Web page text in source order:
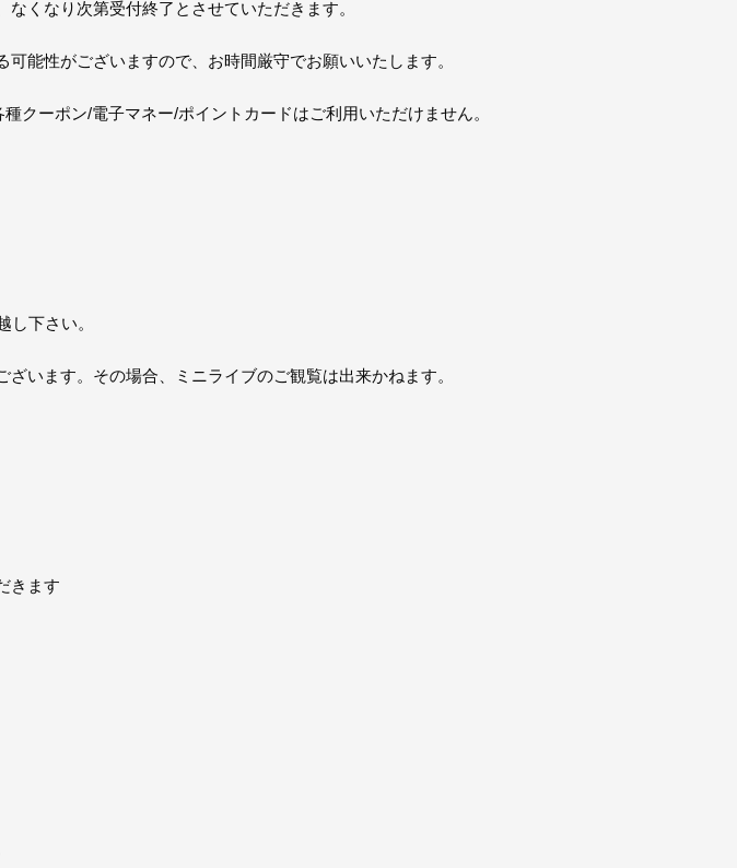
くなり次第受付終了とさせていただきます。
能性がございますので、お時間厳守でお願いいたします。
ーポン/電子マネー/ポイントカードはご利用いただけません。
下さい。
います。その場合、ミニライブのご観覧は出来かねます。
きます